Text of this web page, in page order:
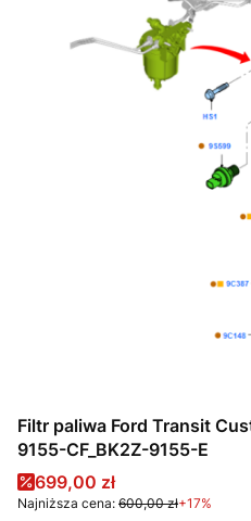
Filtr paliwa Ford Transit
9155-CF_BK2Z-9155-E
Cena promocyjna
699,00 zł
Najniższa cena: 600,00 zł+17%